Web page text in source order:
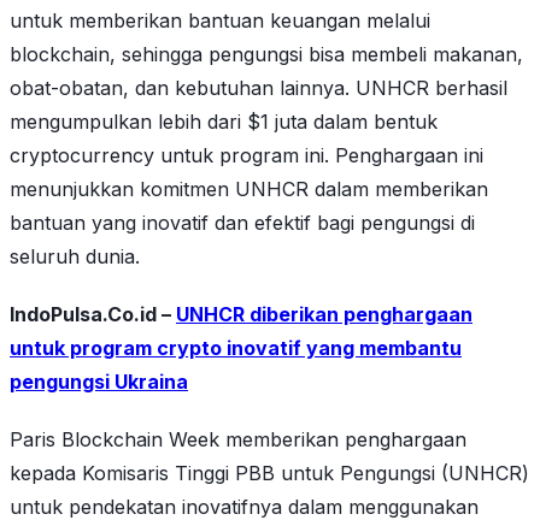
untuk memberikan bantuan keuangan melalui
blockchain, sehingga pengungsi bisa membeli makanan,
obat-obatan, dan kebutuhan lainnya. UNHCR berhasil
mengumpulkan lebih dari $1 juta dalam bentuk
cryptocurrency untuk program ini. Penghargaan ini
menunjukkan komitmen UNHCR dalam memberikan
bantuan yang inovatif dan efektif bagi pengungsi di
seluruh dunia.
IndoPulsa.Co.id – UNHCR diberikan penghargaan
untuk program crypto inovatif yang membantu
pengungsi Ukraina
Paris Blockchain Week memberikan penghargaan
kepada Komisaris Tinggi PBB untuk Pengungsi (UNHCR)
untuk pendekatan inovatifnya dalam menggunakan